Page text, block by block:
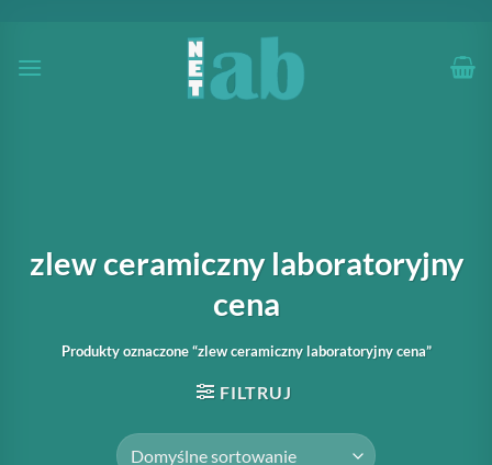
zawartości
zlew ceramiczny laboratoryjny
cena
Produkty oznaczone “zlew ceramiczny laboratoryjny cena”
FILTRUJ